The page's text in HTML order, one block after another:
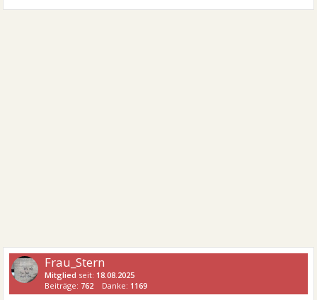
Frau_Stern
Mitglied seit: 18.08.2025
Beiträge: 762 Danke: 1169